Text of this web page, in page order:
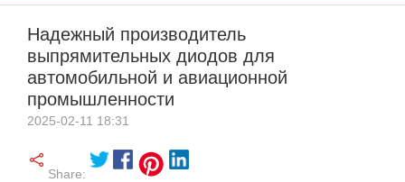
Надежный производитель
выпрямительных диодов для
автомобильной и авиационной
промышленности
2025-02-11 18:31
Share: